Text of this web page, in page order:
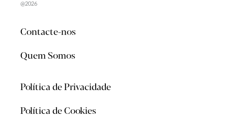
@2026
Contacte-nos
Quem Somos
Política de Privacidade
Política de Cookies